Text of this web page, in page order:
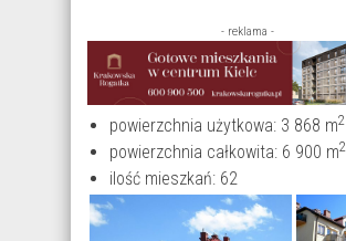
- reklama -
powierzchnia użytkowa: 3 868 m2
powierzchnia całkowita: 6 900 m2
ilość mieszkań: 62